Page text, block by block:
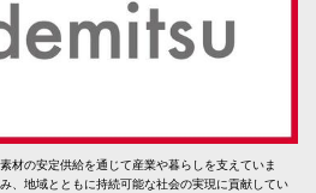
材の安定供給を通じて産業や暮らしを支えていま
、地域とともに持続可能な社会の実現に貢献してい